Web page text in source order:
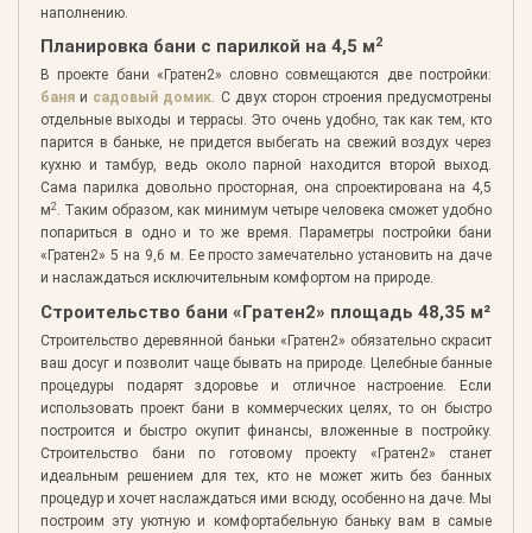
наполнению.
Планировка бани с парилкой на 4,5 м2
В проекте бани «Гратен2» словно совмещаются две постройки:
баня и садовый домик. С двух сторон строения предусмотрены
отдельные выходы и террасы. Это очень удобно, так как тем, кто
парится в баньке, не придется выбегать на свежий воздух через
кухню и тамбур, ведь около парной находится второй выход.
Сама парилка довольно просторная, она спроектирована на 4,5
м2 . Таким образом, как минимум четыре человека сможет удобно
попариться в одно и то же время. Параметры постройки бани
«Гратен2» 5 на 9,6 м. Ее просто замечательно установить на даче
и наслаждаться исключительным комфортом на природе.
Строительство бани «Гратен2» площадь 48,35 м²
Строительство деревянной баньки «Гратен2» обязательно скрасит
ваш досуг и позволит чаще бывать на природе. Целебные банные
процедуры подарят здоровье и отличное настроение. Если
использовать проект бани в коммерческих целях, то он быстро
построится и быстро окупит финансы, вложенные в постройку.
Строительство бани по готовому проекту «Гратен2» станет
идеальным решением для тех, кто не может жить без банных
процедур и хочет наслаждаться ими всюду, особенно на даче. Мы
построим эту уютную и комфортабельную баньку вам в самые